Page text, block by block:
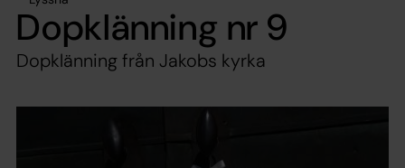
Dopklänning nr 9
Dopklänning från Jakobs kyrka